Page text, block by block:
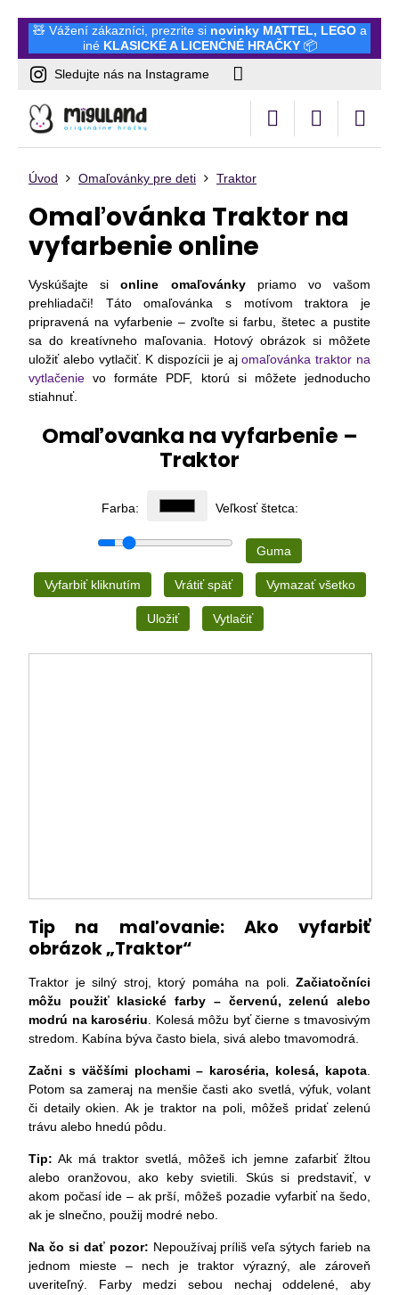
🧸 Vážení zákazníci, prezrite si novinky MATTEL, LEGO a
iné KLASICKÉ A LICENČNÉ HRAČKY📦
Sledujte nás na Instagrame
Úvod Omaľovánky pre deti Traktor
Omaľovánka Traktor na
vyfarbenie online
Vyskúšajte sionline omaľovánkypriamo vo vašom
prehliadači! Táto omaľovánka s motívom traktora je
pripravená na vyfarbenie – zvoľte si farbu, štetec a pustite
sa do kreatívneho maľovania. Hotový obrázok si môžete
uložiť alebo vytlačiť. K dispozícii je ajomaľovánka traktor na
vytlačenie vo formáte PDF, ktorú si môžete jednoducho
stiahnuť.
Omaľovanka na vyfarbenie –
Traktor
Farba: Veľkosť štetca:
Guma
Vyfarbiť kliknutím Vrátiť späť Vymazať všetko
Uložiť Vytlačiť
Tip na maľovanie: Ako vyfarbiť
obrázok „Traktor“
Traktor je silný stroj, ktorý pomáha na poli. Začiatočníci
môžu použiť klasické farby – červenú, zelenú alebo
modrú na karosériu. Kolesá môžu byť čierne s tmavosivým
stredom. Kabína býva často biela, sivá alebo tmavomodrá.
Začni s väčšími plochami – karoséria, kolesá, kapota.
Potom sa zameraj na menšie časti ako svetlá, výfuk, volant
či detaily okien. Ak je traktor na poli, môžeš pridať zelenú
trávu alebo hnedú pôdu.
Tip: Ak má traktor svetlá, môžeš ich jemne zafarbiť žltou
alebo oranžovou, ako keby svietili. Skús si predstaviť, v
akom počasí ide – ak prší, môžeš pozadie vyfarbiť na šedo,
ak je slnečno, použij modré nebo.
Na čo si dať pozor: Nepoužívaj príliš veľa sýtych farieb na
jednom mieste – nech je traktor výrazný, ale zároveň
uveriteľný. Farby medzi sebou nechaj oddelené, aby